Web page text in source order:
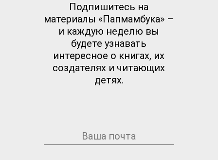
Подпишитесь на
материалы «Папмамбука» –
и каждую неделю вы
будете узнавать
интересное о книгах, их
создателях и читающих
детях.